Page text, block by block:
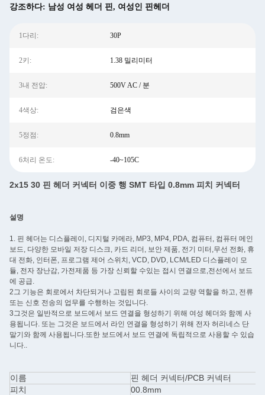
강조하다: 남성 여성 헤더 핀, 여성인 핀헤더
1다리: 30P
2키: 1.38 밀리미터
3내 전압: 500V AC / 분
4색상: 검은색
5정점: 0.8mm
6처리 온도: -40~105C
2x15 30 핀 헤더 커넥터 이중 행 SMT 타입 0.8mm 피치 커넥터
설명
1. 핀 헤더는 디스플레이, 디지털 카메라, MP3, MP4, PDA, 컴퓨터, 컴퓨터 메인
보드, 다양한 모바일 저장 디스크, 카드 리더, 보안 제품, 전기 미터,무선 전화, 휴
대 전화, 인터폰, 프로그램 제어 스위치, VCD, DVD, LCM/LED 디스플레이 모
듈, 전자 장난감, 가전제품 등 가장 신뢰할 수있는 접시 연결으로,전선에서 보드
에 공급.
2그 기능은 회로에서 차단되거나 고립된 회로들 사이의 교량 역할을 하고, 전류
또는 신호 전송의 업무를 수행하는 것입니다.
3그것은 일반적으로 보드에서 보드 연결을 형성하기 위해 여성 헤더와 함께 사
용됩니다. 또는 그것은 보드에서 라인 연결을 형성하기 위해 전자 허리네스 단
말기와 함께 사용됩니다.또한 보드에서 보드 연결에 독립적으로 사용할 수 있습
니다..
이름
핀 헤더 커넥터/PCB 커넥터
피치
00.8mm